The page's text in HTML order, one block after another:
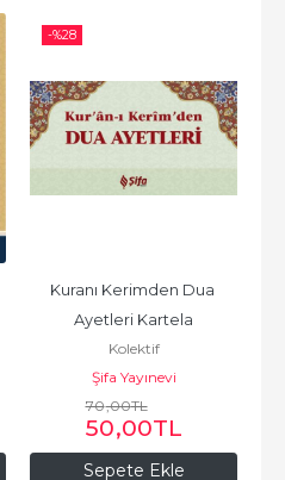
-%28
Sepete Ekle
Kuranı Kerimden Dua
Ayetleri Kartela
Kolektif
Şifa Yayınevi
70,00TL
50,00TL